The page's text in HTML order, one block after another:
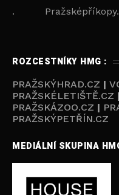
.
ROZCESTNÍKY HMG :
PRAŽSKÝHRAD.CZ |
PRAŽSKÉLETIŠTĚ.CZ |
PRAŽSKÁZOO.CZ |
PRAŽSKÝPETŘÍN.CZ
MEDIÁLNÍ SKUPINA